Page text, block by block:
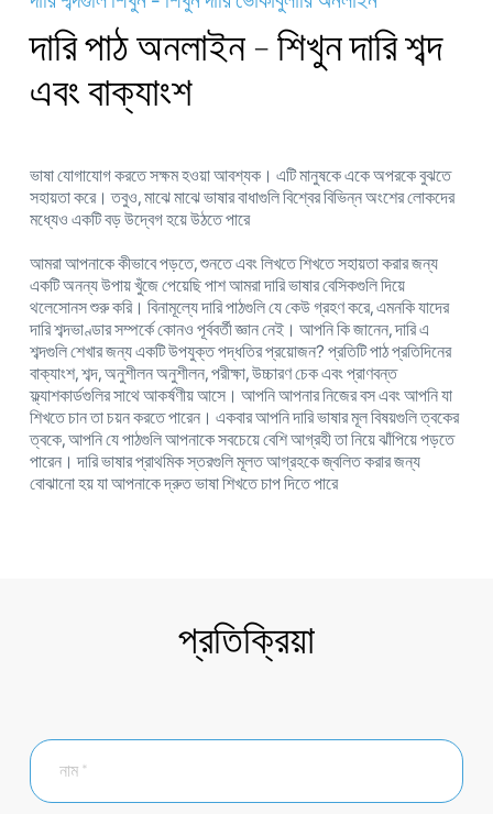
দারি পাঠ অনলাইন - শিখুন দারি শব্দ
এবং বাক্যাংশ
ভাষা যোগাযোগ করতে সক্ষম হওয়া আবশ্যক। এটি মানুষকে একে অপরকে বুঝতে
সহায়তা করে। তবুও, মাঝে মাঝে ভাষার বাধাগুলি বিশ্বের বিভিন্ন অংশের লোকদের
মধ্যেও একটি বড় উদ্বেগ হয়ে উঠতে পারে
আমরা আপনাকে কীভাবে পড়তে, শুনতে এবং লিখতে শিখতে সহায়তা করার জন্য
একটি অনন্য উপায় খুঁজে পেয়েছি পাশ আমরা দারি ভাষার বেসিকগুলি দিয়ে
থলেসোনস শুরু করি। বিনামূল্যে দারি পাঠগুলি যে কেউ গ্রহণ করে, এমনকি যাদের
দারি শব্দভাণ্ডার সম্পর্কে কোনও পূর্ববর্তী জ্ঞান নেই। আপনি কি জানেন, দারি এ
শব্দগুলি শেখার জন্য একটি উপযুক্ত পদ্ধতির প্রয়োজন? প্রতিটি পাঠ প্রতিদিনের
বাক্যাংশ, শব্দ, অনুশীলন অনুশীলন, পরীক্ষা, উচ্চারণ চেক এবং প্রাণবন্ত
ফ্ল্যাশকার্ডগুলির সাথে আকর্ষণীয় আসে। আপনি আপনার নিজের বস এবং আপনি যা
শিখতে চান তা চয়ন করতে পারেন। একবার আপনি দারি ভাষার মূল বিষয়গুলি ত্বকের
ত্বকে, আপনি যে পাঠগুলি আপনাকে সবচেয়ে বেশি আগ্রহী তা নিয়ে ঝাঁপিয়ে পড়তে
পারেন। দারি ভাষার প্রাথমিক স্তরগুলি মূলত আগ্রহকে জ্বলিত করার জন্য
বোঝানো হয় যা আপনাকে দ্রুত ভাষা শিখতে চাপ দিতে পারে
প্রতিক্রিয়া